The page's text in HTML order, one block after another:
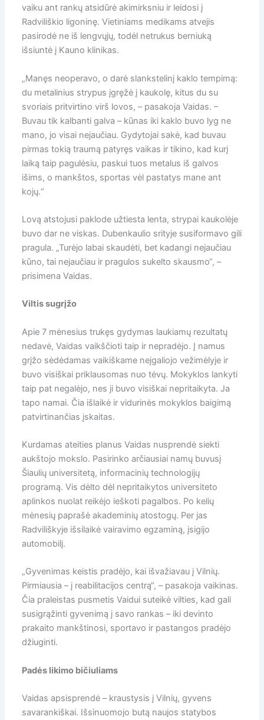
vaiku ant rankų atsidūrė akimirksniu ir leidosi į
Radviliškio ligoninę. Vietiniams medikams atvejis
pasirodė ne iš lengvųjų, todėl netrukus berniuką
išsiuntė į Kauno klinikas.
„Manęs neoperavo, o darė slankstelinį kaklo tempimą:
du metalinius strypus įgręžė į kaukolę, kitus du su
svoriais pritvirtino virš lovos, – pasakoja Vaidas. –
Buvau tik kalbanti galva – kūnas iki kaklo buvo lyg ne
mano, jo visai nejaučiau. Gydytojai sakė, kad buvau
pirmas tokią traumą patyręs vaikas ir tikino, kad kurį
laiką taip pagulėsiu, paskui tuos metalus iš galvos
išims, o mankštos, sportas vėl pastatys mane ant
kojų.“
Lovą atstojusi paklode užtiesta lenta, strypai kaukolėje
buvo dar ne viskas. Dubenkaulio srityje susiformavo gili
pragula. „Turėjo labai skaudėti, bet kadangi nejaučiau
kūno, tai nejaučiau ir pragulos sukelto skausmo“, –
prisimena Vaidas.
Viltis sugrįžo
Apie 7 mėnesius trukęs gydymas laukiamų rezultatų
nedavė, Vaidas vaikščioti taip ir nepradėjo. Į namus
grįžo sėdėdamas vaikiškame neįgaliojo vežimėlyje ir
buvo visiškai priklausomas nuo tėvų. Mokyklos lankyti
taip pat negalėjo, nes ji buvo visiškai nepritaikyta. Ja
tapo namai. Čia išlaikė ir vidurinės mokyklos baigimą
patvirtinančias įskaitas.
Kurdamas ateities planus Vaidas nusprendė siekti
aukštojo mokslo. Pasirinko arčiausiai namų buvusį
Šiaulių universitetą, informacinių technologijų
programą. Vis dėlto dėl nepritaikytos universiteto
aplinkos nuolat reikėjo ieškoti pagalbos. Po kelių
mėnesių paprašė akademinių atostogų. Per jas
Radviliškyje išsilaikė vairavimo egzaminą, įsigijo
automobilį.
„Gyvenimas keistis pradėjo, kai išvažiavau į Vilnių.
Pirmiausia – į reabilitacijos cent­rą“, – pasakoja vaikinas.
Čia praleistas pusmetis Vaidui suteikė vilties, kad gali
susigrąžinti gyvenimą į savo rankas – iki devinto
prakaito mankštinosi, sportavo ir pastangos pradėjo
džiuginti.
Padės likimo bičiuliams
Vaidas apsisprendė – kraustysis į Vilnių, gyvens
savarankiškai. Išsinuomojo butą naujos statybos